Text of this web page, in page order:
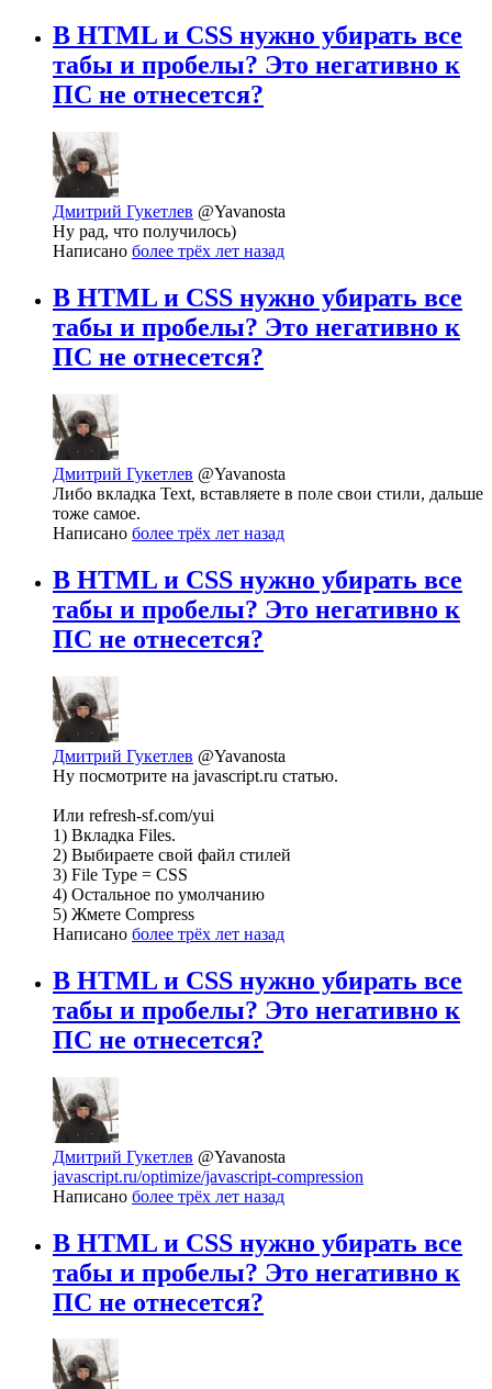
В HTML и CSS нужно убирать все
табы и пробелы? Это негативно к
ПС не отнесется?
Дмитрий Гукетлев @Yavanosta
Ну рад, что получилось)
Написано более трёх лет назад
В HTML и CSS нужно убирать все
табы и пробелы? Это негативно к
ПС не отнесется?
Дмитрий Гукетлев @Yavanosta
Либо вкладка Text, вставляете в поле свои стили, дальше
тоже самое.
Написано более трёх лет назад
В HTML и CSS нужно убирать все
табы и пробелы? Это негативно к
ПС не отнесется?
Дмитрий Гукетлев @Yavanosta
Ну посмотрите на javascript.ru статью.
Или refresh-sf.com/yui
1) Вкладка Files.
2) Выбираете свой файл стилей
3) File Type = CSS
4) Остальное по умолчанию
5) Жмете Compress
Написано более трёх лет назад
В HTML и CSS нужно убирать все
табы и пробелы? Это негативно к
ПС не отнесется?
Дмитрий Гукетлев @Yavanosta
javascript.ru/optimize/javascript-compression
Написано более трёх лет назад
В HTML и CSS нужно убирать все
табы и пробелы? Это негативно к
ПС не отнесется?